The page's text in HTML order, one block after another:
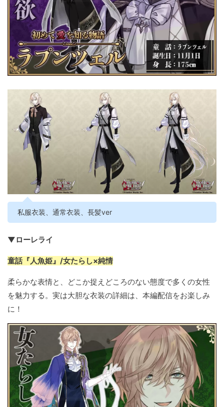
私服衣装、通常衣装、長髪ver
▼ローレライ
童話『人魚姫』/女たらし×純情
柔らかな表情と、どこか捉えどころのない態度で多くの女性
を魅力する。実は大胆な衣装の詳細は、本編配信をお楽しみ
に！